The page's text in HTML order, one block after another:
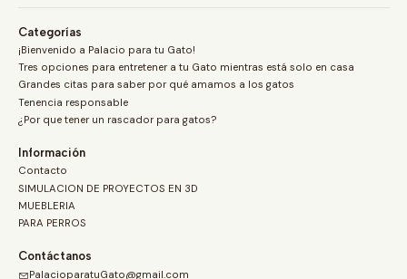
Categorías
¡Bienvenido a Palacio para tu Gato!
Tres opciones para entretener a tu Gato mientras está solo en casa
Grandes citas para saber por qué amamos a los gatos
Tenencia responsable
¿Por que tener un rascador para gatos?
Información
Contacto
SIMULACION DE PROYECTOS EN 3D
MUEBLERIA
PARA PERROS
Contáctanos
PalacioparatuGato@gmail.com